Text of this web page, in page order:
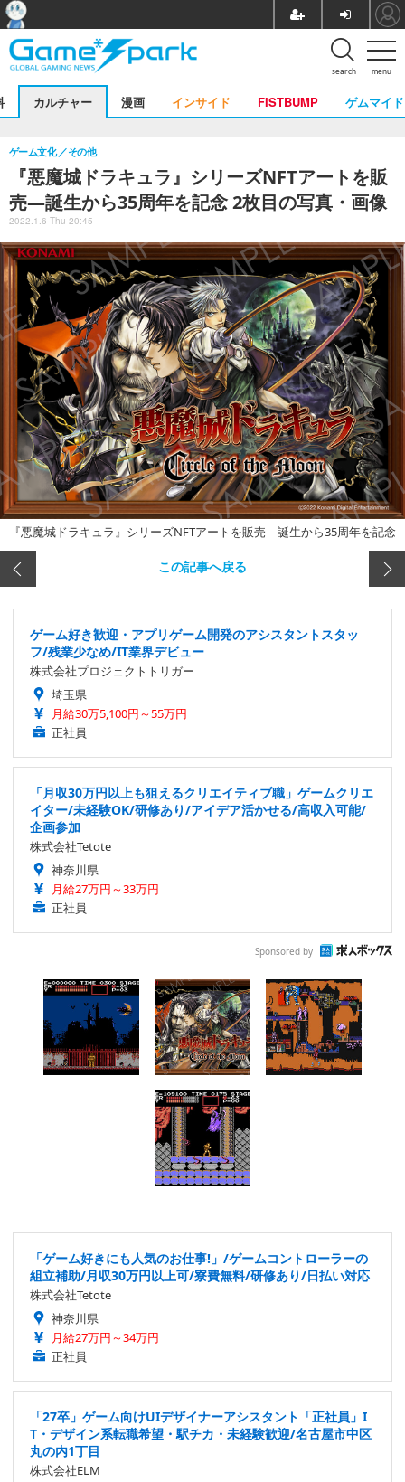
menu
search
カルチャー 漫画 インサイド FISTBUMP ゲムマイド
『悪魔城ドラキュラ』シリーズNFTアートを販
売―誕生から35周年を記念 2枚目の写真・画像
ゲーム文化 その他
2022.1.6 Thu 20:45
『悪魔城ドラキュラ』シリーズNFTアートを販売―誕生から35周年を記念
この記事へ戻る
ゲーム好き歓迎・アプリゲーム開発のアシスタントスタッ
フ/残業少なめ/IT業界デビュー
株式会社プロジェクトトリガー
埼玉県
月給30万5,100円～55万円
正社員
「月収30万円以上も狙えるクリエイティブ職」ゲームクリエ
イター/未経験OK/研修あり/アイデア活かせる/高収入可能/
企画参加
株式会社Tetote
神奈川県
月給27万円～33万円
正社員
Sponsored by
「ゲーム好きにも人気のお仕事!」/ゲームコントローラーの
組立補助/月収30万円以上可/寮費無料/研修あり/日払い対応
株式会社Tetote
神奈川県
月給27万円～34万円
正社員
「27卒」ゲーム向けUIデザイナーアシスタント「正社員」I
T・デザイン系転職希望・駅チカ・未経験歓迎/名古屋市中区
丸の内1丁目
株式会社ELM